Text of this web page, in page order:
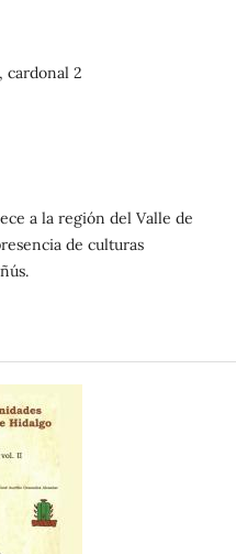
cardonal 2
a la región del Valle de
de culturas